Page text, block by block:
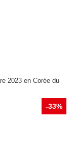
2023 en Corée du
-33%